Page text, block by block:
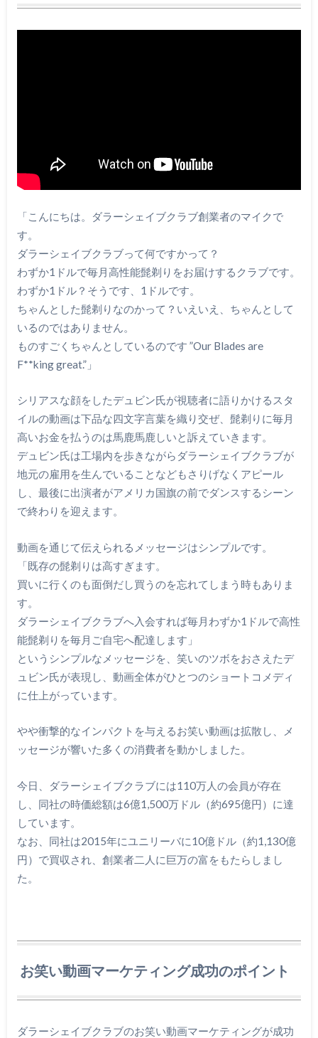
「こんにちは。ダラーシェイブクラブ創業者のマイクで
す。
ダラーシェイブクラブって何ですかって？
わずか1ドルで毎月高性能髭剃りをお届けするクラブです。
わずか1ドル？そうです、1ドルです。
ちゃんとした髭剃りなのかって？いえいえ、ちゃんとして
いるのではありません。
ものすごくちゃんとしているのです ”Our Blades are
F**king great.”」
シリアスな顔をしたデュビン氏が視聴者に語りかけるスタ
イルの動画は下品な四文字言葉を織り交ぜ、髭剃りに毎月
高いお金を払うのは馬鹿馬鹿しいと訴えていきます。
デュビン氏は工場内を歩きながらダラーシェイブクラブが
地元の雇用を生んでいることなどもさりげなくアピール
し、最後に出演者がアメリカ国旗の前でダンスするシーン
で終わりを迎えます。
動画を通じて伝えられるメッセージはシンプルです。
「既存の髭剃りは高すぎます。
買いに行くのも面倒だし買うのを忘れてしまう時もありま
す。
ダラーシェイブクラブへ入会すれば毎月わずか1ドルで高性
能髭剃りを毎月ご自宅へ配達します」
というシンプルなメッセージを、笑いのツボをおさえたデ
ュビン氏が表現し、動画全体がひとつのショートコメディ
に仕上がっています。
やや衝撃的なインパクトを与えるお笑い動画は拡散し、メ
ッセージが響いた多くの消費者を動かしました。
今日、ダラーシェイブクラブには110万人の会員が存在
し、同社の時価総額は6億1,500万ドル（約695億円）に達
しています。
なお、同社は2015年にユニリーバに10億ドル（約1,130億
円）で買収され、創業者二人に巨万の富をもたらしまし
た。
お笑い動画マーケティング成功のポイント
ダラーシェイブクラブのお笑い動画マーケティングが成功